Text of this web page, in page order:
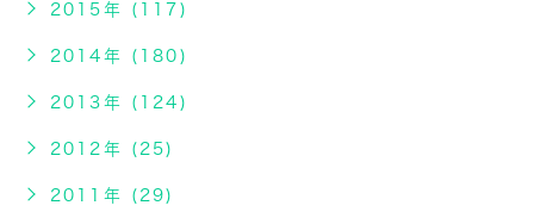
2015年 (117)
2014年 (180)
2013年 (124)
2012年 (25)
2011年 (29)